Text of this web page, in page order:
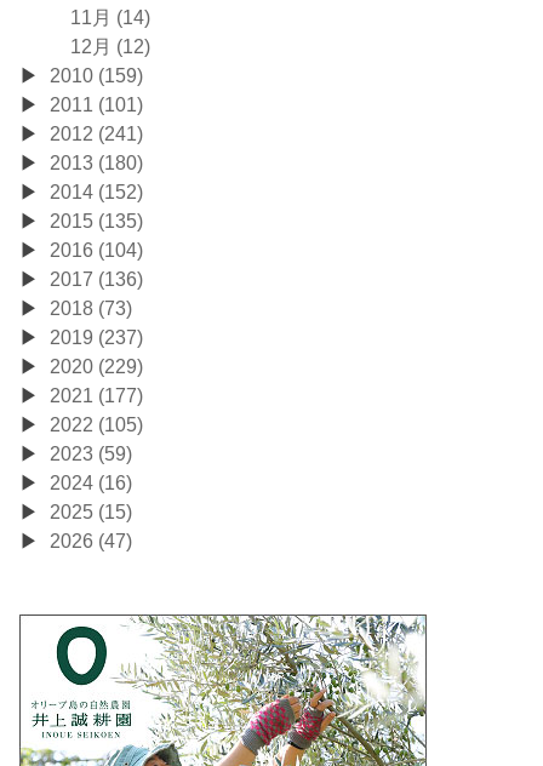
11月 (14)
12月 (12)
2010 (159)
2011 (101)
2012 (241)
2013 (180)
2014 (152)
2015 (135)
2016 (104)
2017 (136)
2018 (73)
2019 (237)
2020 (229)
2021 (177)
2022 (105)
2023 (59)
2024 (16)
2025 (15)
2026 (47)